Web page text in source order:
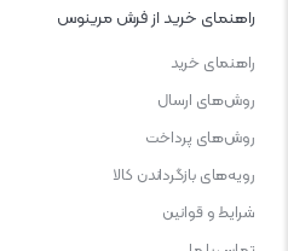
راهنمای خرید از فرش مرینوس
راهنمای خرید
روش‌های ارسال
روش‌های پرداخت
رویه‌های بازگرداندن کالا
شرایط و قوانین